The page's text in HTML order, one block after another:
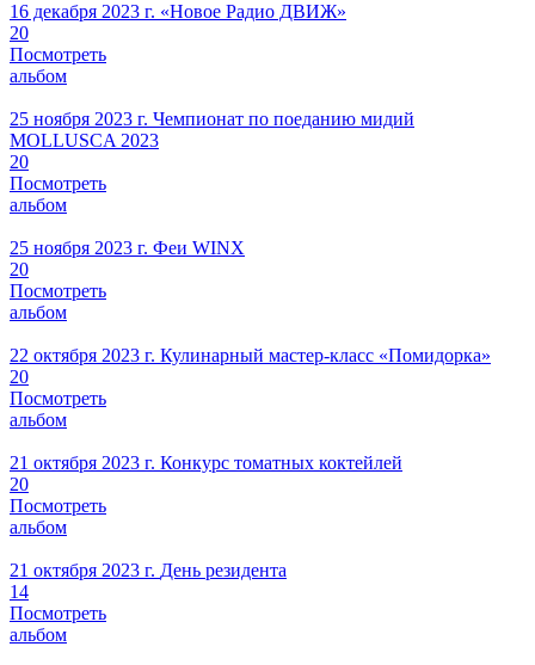
16 декабря 2023 г. «Новое Радио ДВИЖ»
20
Посмотреть
альбом
25 ноября 2023 г. Чемпионат по поеданию мидий
MOLLUSCA 2023
20
Посмотреть
альбом
25 ноября 2023 г. Феи WINX
20
Посмотреть
альбом
22 октября 2023 г. Кулинарный мастер-класс «Помидорка»
20
Посмотреть
альбом
21 октября 2023 г. Конкурс томатных коктейлей
20
Посмотреть
альбом
21 октября 2023 г. День резидента
14
Посмотреть
альбом